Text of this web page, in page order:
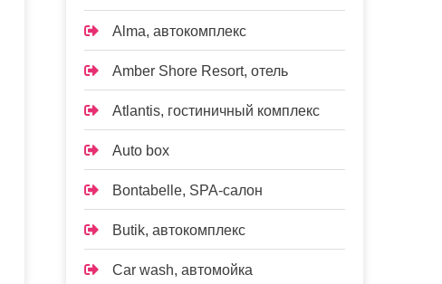
Alma, автокомплекс
Amber Shore Resort, отель
Atlantis, гостиничный комплекс
Auto box
Bontabelle, SPA-салон
Butik, автокомплекс
Car wash, автомойка